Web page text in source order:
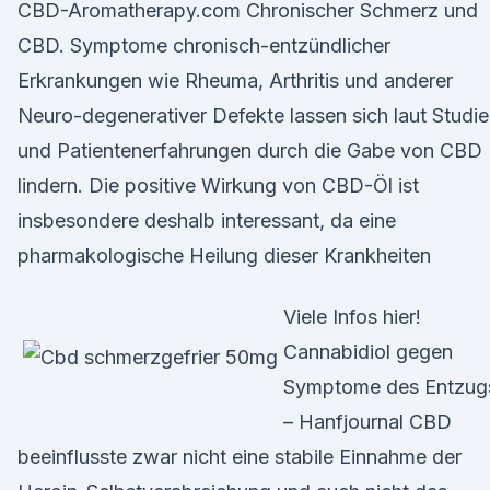
CBD-Aromatherapy.com Chronischer Schmerz und
CBD. Symptome chronisch-entzündlicher
Erkrankungen wie Rheuma, Arthritis und anderer
Neuro-degenerativer Defekte lassen sich laut
und Patientenerfahrungen durch die Gabe von CBD
lindern. Die positive Wirkung von CBD-Öl ist
insbesondere deshalb interessant, da eine
pharmakologische Heilung dieser Krankheiten
Viele Infos hier!
Cannabidiol gegen
Symptome des
– Hanfjournal CBD
beeinflusste zwar nicht eine stabile Einnahme der